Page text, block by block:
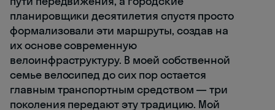
планировщики десятилетия спустя просто
формализовали эти маршруты, создав на
их основе современную
велоинфраструктуру. В моей собственной
семье велосипед до сих пор остается
главным транспортным средством — три
поколения передают эту традицию. Мой